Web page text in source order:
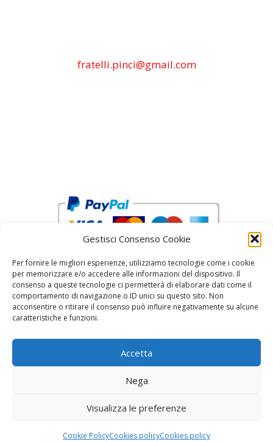
Gestisci Consenso Cookie
Per fornire le migliori esperienze, utilizziamo tecnologie come i cookie
per memorizzare e/o accedere alle informazioni del dispositivo. Il
consenso a queste tecnologie ci permetterà di elaborare dati come il
comportamento di navigazione o ID unici su questo sito. Non
acconsentire o ritirare il consenso può influire negativamente su alcune
caratteristiche e funzioni.
Accetta
Nega
Visualizza le preferenze
Cookie PolicyCookies policyCookies policy
fratelli.pinci@gmail.com
reCAPTCHA Google’s Privacy Policy and
© 2026 Fratelli Pinci by Fonderia Fattorini
conGeneratePress